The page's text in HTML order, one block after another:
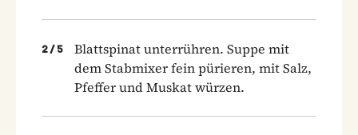
2 / 5
Blattspinat unterrühren. Suppe mit
dem Stabmixer fein pürieren, mit Salz,
Pfeffer und Muskat würzen.